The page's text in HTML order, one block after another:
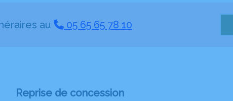
au 05 65 65 78 10
Reprise de concession